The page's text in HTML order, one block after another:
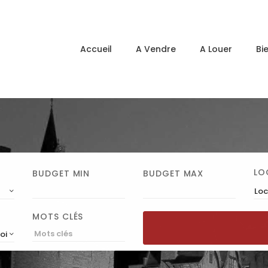
Accueil A Vendre A Louer
BUDGET MIN BUDGET MAX
MOTS CLÉS